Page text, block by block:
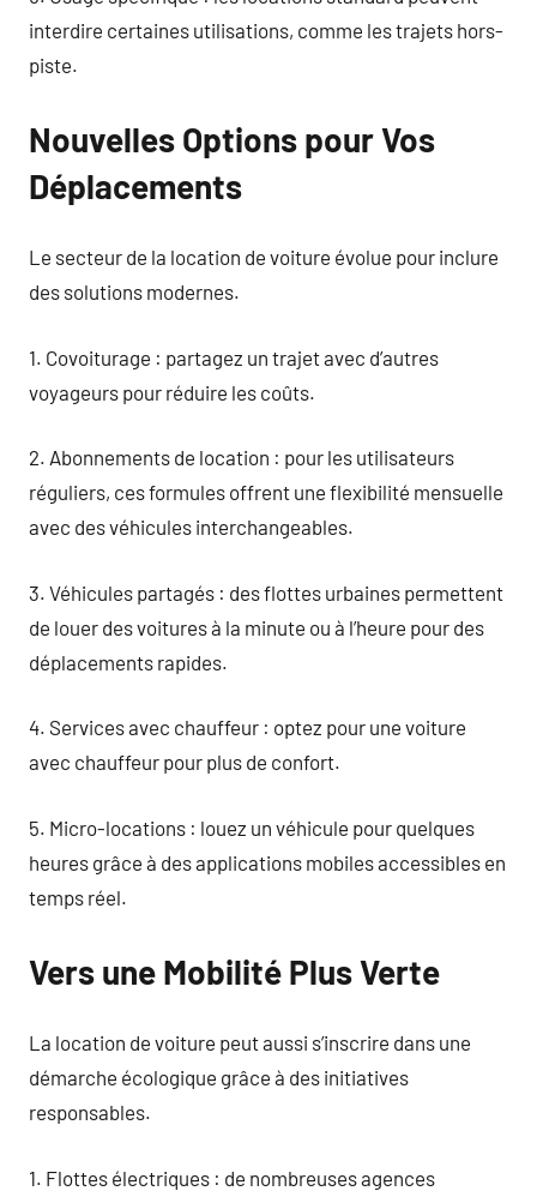
interdire certaines utilisations, comme les trajets hors-
piste.
Nouvelles Options pour Vos
Déplacements
Le secteur de la location de voiture évolue pour inclure
des solutions modernes.
1. Covoiturage : partagez un trajet avec d’autres
voyageurs pour réduire les coûts.
2. Abonnements de location : pour les utilisateurs
réguliers, ces formules offrent une flexibilité mensuelle
avec des véhicules interchangeables.
3. Véhicules partagés : des flottes urbaines permettent
de louer des voitures à la minute ou à l’heure pour des
déplacements rapides.
4. Services avec chauffeur : optez pour une voiture
avec chauffeur pour plus de confort.
5. Micro-locations : louez un véhicule pour quelques
heures grâce à des applications mobiles accessibles en
temps réel.
Vers une Mobilité Plus Verte
La location de voiture peut aussi s’inscrire dans une
démarche écologique grâce à des initiatives
responsables.
1. Flottes électriques : de nombreuses agences